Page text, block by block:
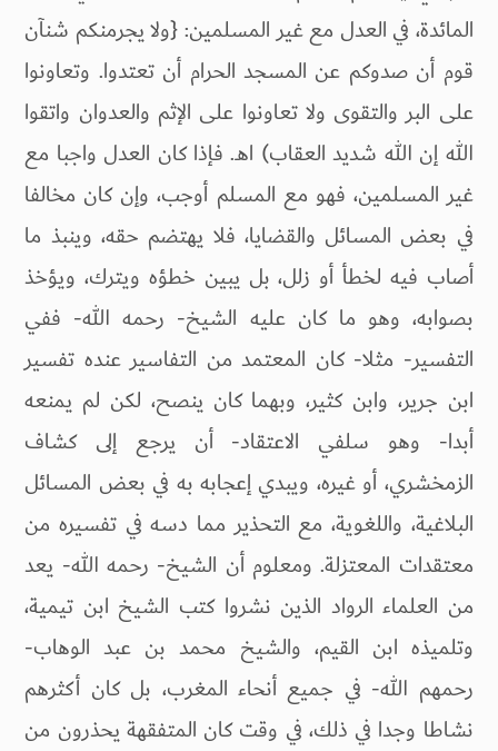
المائدة، في العدل مع غير المسلمين: {ولا يجرمنكم شنآن
قوم أن صدوكم عن المسجد الحرام أن تعتدوا. وتعاونوا
على البر والتقوى ولا تعاونوا على الإثم والعدوان واتقوا
الله إن الله شديد العقاب) اهـ. فإذا كان العدل واجبا مع
غير المسلمين، فهو مع المسلم أوجب، وإن كان مخالفا
في بعض المسائل والقضايا، فلا يهتضم حقه، وينبذ ما
أصاب فيه لخطأ أو زلل، بل يبين خطؤه ويترك، ويؤخذ
بصوابه، وهو ما كان عليه الشيخ- رحمه الله- ففي
التفسير- مثلا- كان المعتمد من التفاسير عنده تفسير
ابن جرير، وابن كثير، وبهما كان ينصح، لكن لم يمنعه
أبدا- وهو سلفي الاعتقاد- أن يرجع إلى كشاف
الزمخشري، أو غيره، ويبدي إعجابه به في بعض المسائل
البلاغية، واللغوية، مع التحذير مما دسه في تفسيره من
معتقدات المعتزلة. ومعلوم أن الشيخ- رحمه الله- يعد
من العلماء الرواد الذين نشروا كتب الشيخ ابن تيمية،
وتلميذه ابن القيم، والشيخ محمد بن عبد الوهاب-
رحمهم الله- في جميع أنحاء المغرب، بل كان أكثرهم
نشاطا وجدا في ذلك، في وقت كان المتفقهة يحذرون من